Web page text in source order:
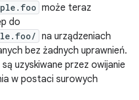
może teraz
do
na urządzeniach
bez żadnych uprawnień.
uzyskiwane przez owijanie
w postaci surowych